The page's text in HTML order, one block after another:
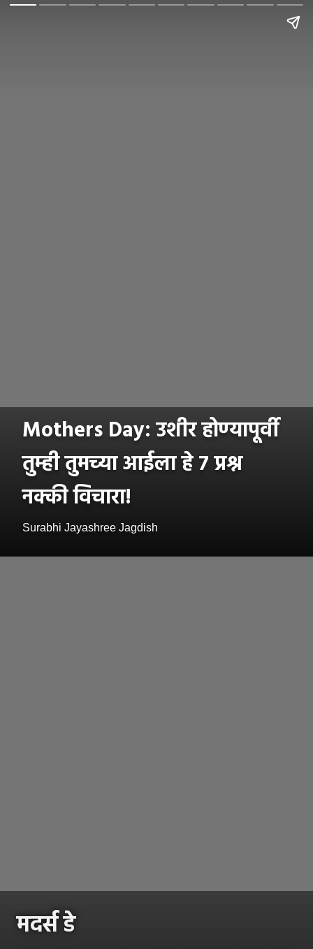
Mothers Day: उशीर होण्यापूर्वी
तुम्ही तुमच्या आईला हे ७ प्रश्न
नक्की विचारा!
Surabhi Jayashree Jagdish
मदर्स डे